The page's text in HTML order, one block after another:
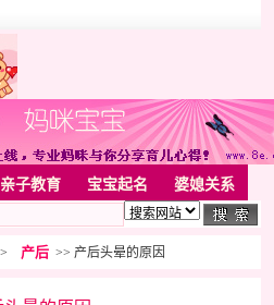
亲子教育 宝宝起名 婆媳关系
家居 亲子游戏
产后 >> 产后头晕的原因